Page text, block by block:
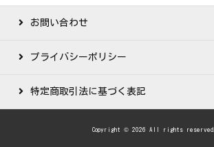
お問い合わせ
プライバシーポリシー
特定商取引法に基づく表記
Copyright © 2026 All rights reserved.